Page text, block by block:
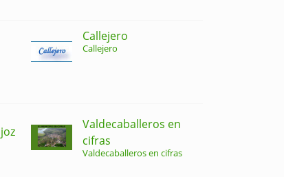
Callejero
Callejero
Valdecaballeros en
cifras
Valdecaballeros en cifras